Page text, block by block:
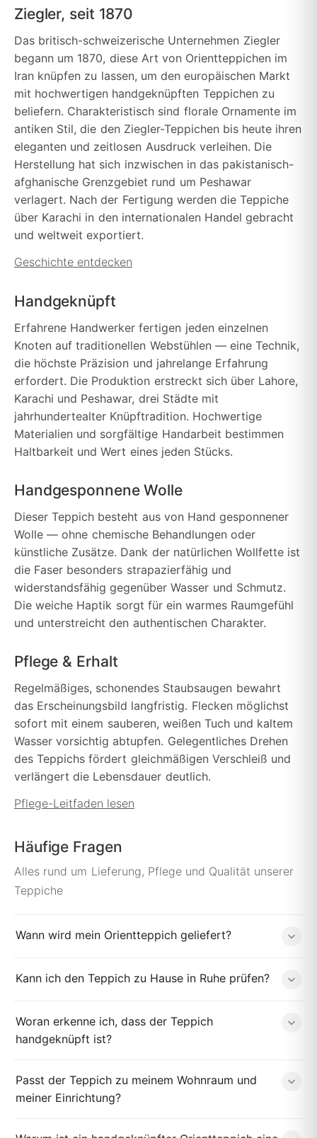
Ziegler, seit 1870
Das britisch-schweizerische Unternehmen Ziegler
begann um 1870, diese Art von Orientteppichen im
Iran knüpfen zu lassen, um den europäischen Markt
mit hochwertigen handgeknüpften Teppichen zu
beliefern. Charakteristisch sind florale Ornamente im
antiken Stil, die den Ziegler-Teppichen bis heute ihren
eleganten und zeitlosen Ausdruck verleihen. Die
Herstellung hat sich inzwischen in das pakistanisch-
afghanische Grenzgebiet rund um Peshawar
verlagert. Nach der Fertigung werden die Teppiche
über Karachi in den internationalen Handel gebracht
und weltweit exportiert.
Geschichte entdecken
Handgeknüpft
Erfahrene Handwerker fertigen jeden einzelnen
Knoten auf traditionellen Webstühlen — eine Technik,
die höchste Präzision und jahrelange Erfahrung
erfordert. Die Produktion erstreckt sich über Lahore,
Karachi und Peshawar, drei Städte mit
jahrhundertealter Knüpftradition. Hochwertige
Materialien und sorgfältige Handarbeit bestimmen
Haltbarkeit und Wert eines jeden Stücks.
Handgesponnene Wolle
Dieser Teppich besteht aus von Hand gesponnener
Wolle — ohne chemische Behandlungen oder
künstliche Zusätze. Dank der natürlichen Wollfette ist
die Faser besonders strapazierfähig und
widerstandsfähig gegenüber Wasser und Schmutz.
Die weiche Haptik sorgt für ein warmes Raumgefühl
und unterstreicht den authentischen Charakter.
Pflege & Erhalt
Regelmäßiges, schonendes Staubsaugen bewahrt
das Erscheinungsbild langfristig. Flecken möglichst
sofort mit einem sauberen, weißen Tuch und kaltem
Wasser vorsichtig abtupfen. Gelegentliches Drehen
des Teppichs fördert gleichmäßigen Verschleiß und
verlängert die Lebensdauer deutlich.
Pflege-Leitfaden lesen
Häufige Fragen
Alles rund um Lieferung, Pflege und Qualität unserer
Teppiche
Wann wird mein Orientteppich geliefert?
Kann ich den Teppich zu Hause in Ruhe prüfen?
Woran erkenne ich, dass der Teppich
handgeknüpft ist?
Passt der Teppich zu meinem Wohnraum und
meiner Einrichtung?